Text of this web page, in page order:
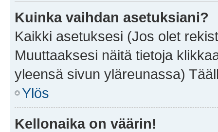
Kuinka vaihdan asetuksiani?
Kaikki asetuksesi (Jos olet
Muuttaaksesi näitä tietoja
yleensä sivun yläreunassa)
Ylös
Kellonaika on väärin!